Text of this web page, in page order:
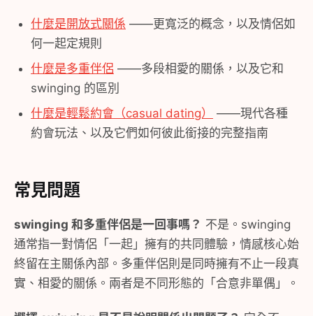
什麼是開放式關係 ——更寬泛的概念，以及情侶如
何一起定規則
什麼是多重伴侶 ——多段相愛的關係，以及它和
swinging 的區別
什麼是輕鬆約會（casual dating）
——現代各種
約會玩法、以及它們如何彼此銜接的完整指南
常見問題
swinging 和多重伴侶是一回事嗎？ 不是。swinging
通常指一對情侶「一起」擁有的共同體驗，情感核心始
終留在主關係內部。多重伴侶則是同時擁有不止一段真
實、相愛的關係。兩者是不同形態的「合意非單偶」。